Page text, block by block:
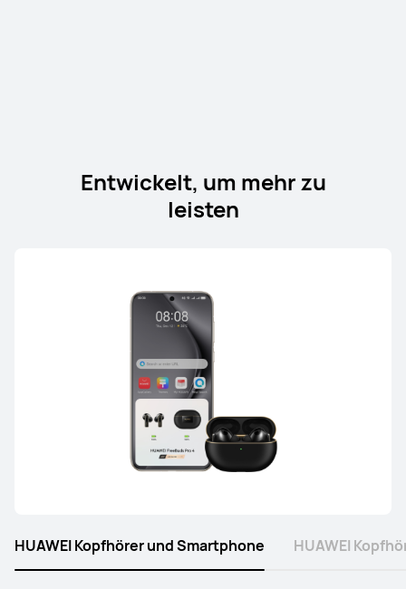
Entwickelt, um mehr zu
leisten
HUAWEI Kopfhörer und Smartphone HUAWEI